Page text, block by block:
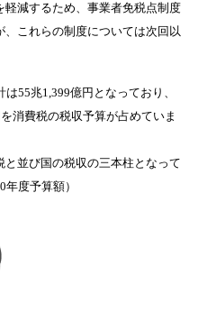
減するため、事業者免税点制度
これらの制度については次回以
55兆1,399億円となっており、
消費税の税収予算が占めていま
並び国の税収の三本柱となって
度予算額）